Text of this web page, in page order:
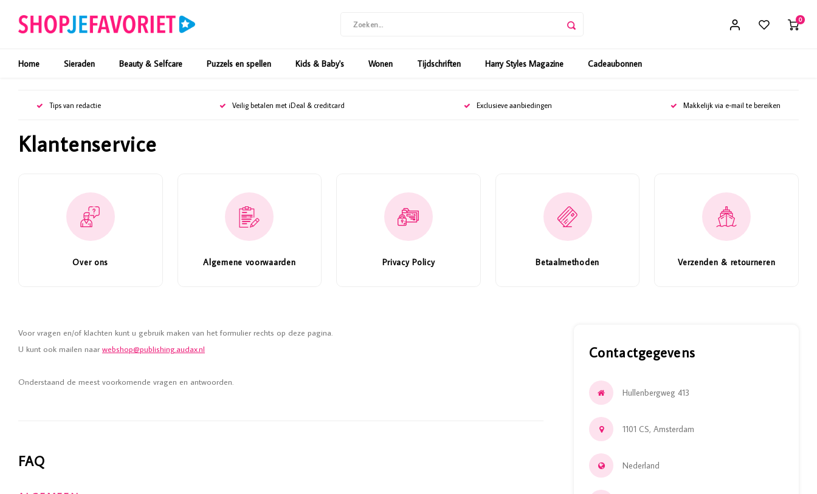
0
Home Sieraden Beauty & Selfcare Puzzels en spellen Kids & Baby's Wonen Tijdschriften Harry Styles Magazine Cadeaubonnen
Tips van redactie Veilig betalen met iDeal & creditcard Exclusieve aanbiedingen Makkelijk via e-mail te bereiken
Klantenservice
Over ons Algemene voorwaarden Privacy Policy Betaalmethoden Verzenden & retourneren
Voor vragen en/of klachten kunt u gebruik maken van het formulier rechts op deze pagina.
U kunt ook mailen naar webshop@publishing.audax.nl
Onderstaand de meest voorkomende vragen en antwoorden.
FAQ
Contactgegevens
Hullenbergweg 413
1101 CS, Amsterdam
Nederland